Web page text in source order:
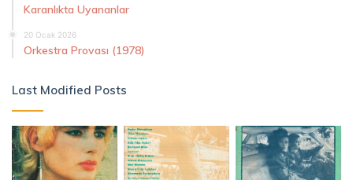
Karanlıkta Uyananlar
20 Ocak 2026
Orkestra Provası (1978)
Last Modified Posts